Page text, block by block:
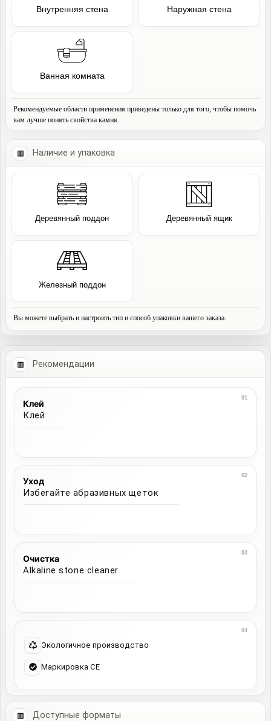
Внутренняя стена Наружная стена
Ванная комната
Рекомендуемые области применения приведены только для того, чтобы помочь
вам лучше понять свойства камня.
Наличие и упаковка
Деревянный поддон Деревянный ящик
Железный поддон
Вы можете выбрать и настроить тип и способ упаковки вашего заказа.
Рекомендации
Клей
Клей
Уход
Избегайте абразивных щеток
Очистка
Alkaline stone cleaner
Экологичное производство
Маркировка CE
Доступные форматы